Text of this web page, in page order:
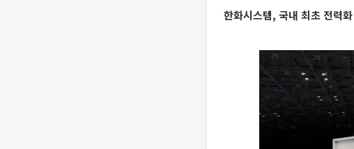
한화시스템, 국내 최초 전력